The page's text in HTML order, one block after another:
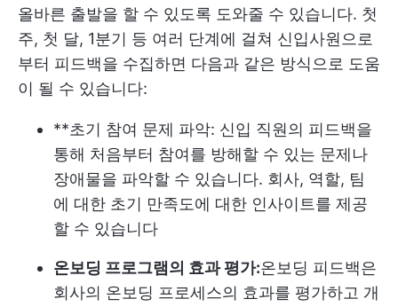
올바른 출발을 할 수 있도록 도와줄 수 있습니다. 첫
주, 첫 달, 1분기 등 여러 단계에 걸쳐 신입사원으로
부터 피드백을 수집하면 다음과 같은 방식으로 도움
이 될 수 있습니다:
**초기 참여 문제 파악: 신입 직원의 피드백을
통해 처음부터 참여를 방해할 수 있는 문제나
장애물을 파악할 수 있습니다. 회사, 역할, 팀
에 대한 초기 만족도에 대한 인사이트를 제공
할 수 있습니다
온보딩 프로그램의 효과 평가:온보딩 피드백은
회사의 온보딩 프로세스의 효과를 평가하고 개